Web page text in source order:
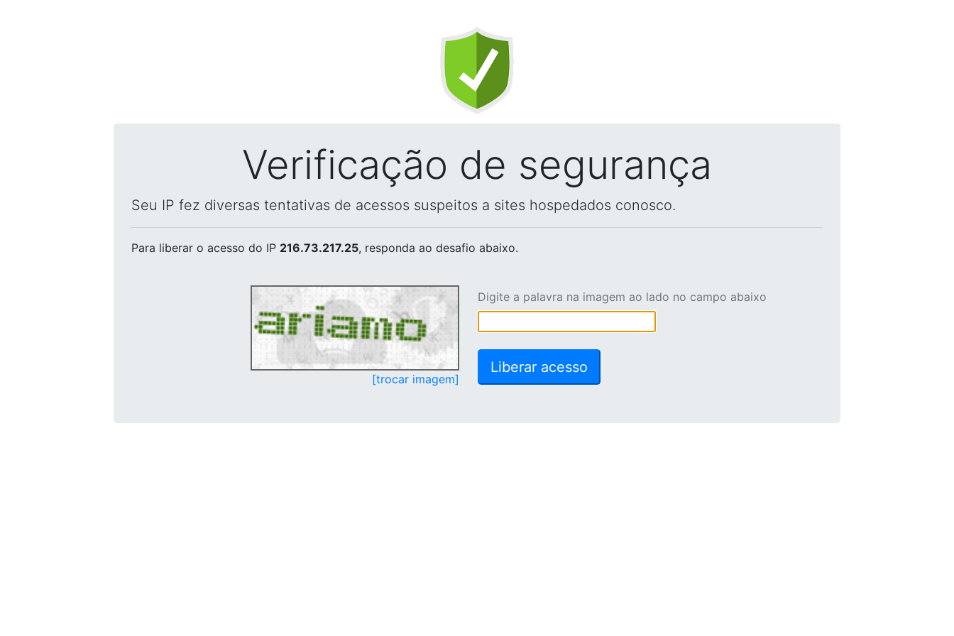
Verificação de segurança
Seu IP fez diversas tentativas de acessos suspeitos a sites hospedados conosco.
Para liberar o acesso do IP 216.73.217.25, responda ao desafio abaixo.
[trocar imagem]
Digite a palavra na imagem ao lado no campo abaixo